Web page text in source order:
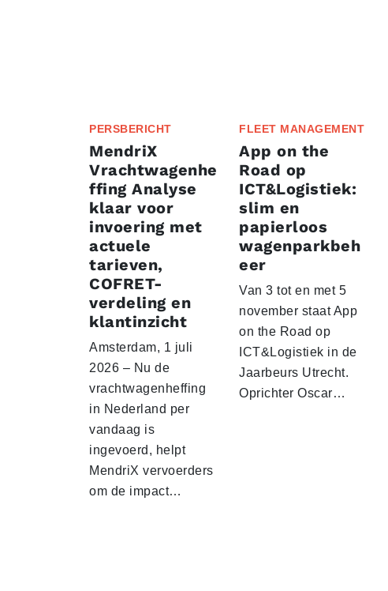
PERSBERICHT
MendriX
Vrachtwagenhe
ffing Analyse
klaar voor
invoering met
actuele
tarieven,
COFRET-
verdeling en
klantinzicht
Amsterdam, 1 juli
2026 – Nu de
vrachtwagenheffing
in Nederland per
vandaag is
ingevoerd, helpt
MendriX vervoerders
om de impact…
FLEET MANAGEMENT
App on the
Road op
ICT&Logistiek:
slim en
papierloos
wagenparkbeh
eer
Van 3 tot en met 5
november staat App
on the Road op
ICT&Logistiek in de
Jaarbeurs Utrecht.
Oprichter Oscar…